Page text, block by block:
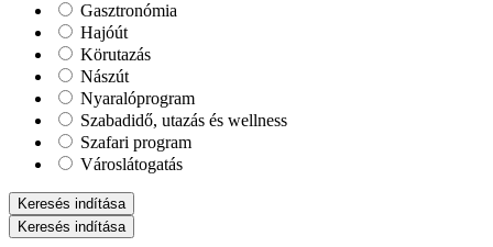
Gasztronómia
Hajóút
Körutazás
Nászút
Nyaralóprogram
Szabadidő, utazás és wellness
Szafari program
Városlátogatás
Keresés indítása
Keresés indítása